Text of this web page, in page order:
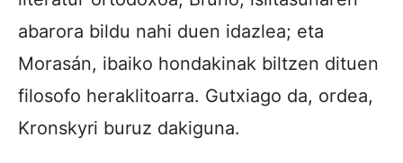
abarora bildu nahi duen idazlea; eta
Morasán, ibaiko hondakinak biltzen dituen
filosofo heraklitoarra. Gutxiago da, ordea,
Kronskyri buruz dakiguna.